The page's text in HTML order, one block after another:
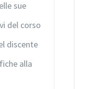
sue
del corso
discente
alla